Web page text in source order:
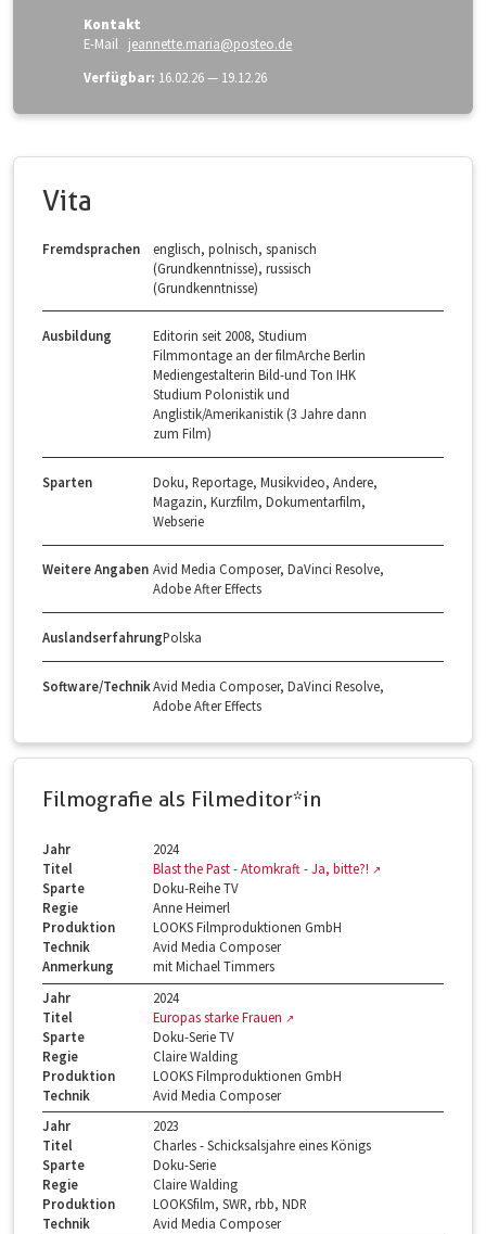
Kontakt
E-Mail
jeannette.maria@posteo.de
Verfügbar: 16.02.26 — 19.12.26
Vita
Fremdsprachen
englisch, polnisch, spanisch
(Grundkenntnisse), russisch
(Grundkenntnisse)
Ausbildung
Editorin seit 2008, Studium
Filmmontage an der filmArche Berlin
Mediengestalterin Bild-und Ton IHK
Studium Polonistik und
Anglistik/Amerikanistik (3 Jahre dann
zum Film)
Sparten
Doku, Reportage, Musikvideo, Andere,
Magazin, Kurzfilm, Dokumentarfilm,
Webserie
Weitere Angaben Avid Media Composer, DaVinci Resolve,
Adobe After Effects
AuslandserfahrungPolska
Software/TechnikAvid Media Composer, DaVinci Resolve,
Adobe After Effects
Filmografie als Filmeditor*in
Jahr
2024
Titel
Blast the Past - Atomkraft - Ja, bitte?!
Sparte
Doku-Reihe TV
Regie
Anne Heimerl
Produktion
LOOKS Filmproduktionen GmbH
Technik
Avid Media Composer
Anmerkung
mit Michael Timmers
Jahr
2024
Titel
Europas starke Frauen
Sparte
Doku-Serie TV
Regie
Claire Walding
Produktion
LOOKS Filmproduktionen GmbH
Technik
Avid Media Composer
Jahr
2023
Titel
Charles - Schicksalsjahre eines Königs
Sparte
Doku-Serie
Regie
Claire Walding
Produktion
LOOKSfilm, SWR, rbb, NDR
Technik
Avid Media Composer